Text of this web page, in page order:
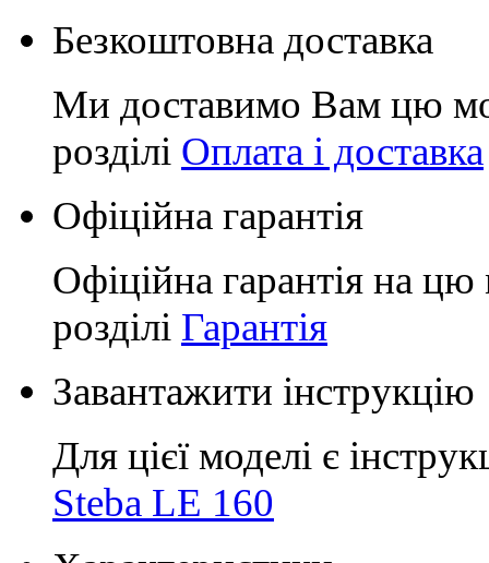
Безкоштовна доставка
Ми доставимо Вам цю
розділі Оплата і доставка
Офіційна гарантія
Офіційна гарантія на
розділі Гарантія
Завантажити інструкцію
Для цієї моделі є
Steba LE 160